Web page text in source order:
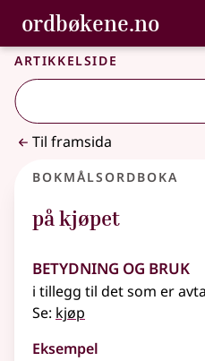
Gå til hovudinnhald
Tilgjenge
ordbøkene.no,
Bokmålsordboka og Nynorskordboka
Artikkelside
Til framsida
Bokmålsordboka
på kjøpet
Betydning og bruk
i tillegg til det som er
Se: kjøp
Eksempel